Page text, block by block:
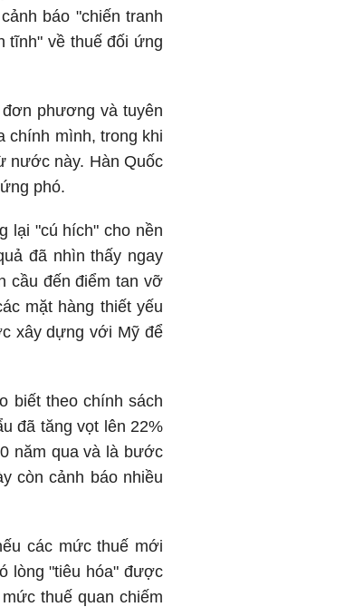
báo "chiến tranh
tĩnh" về thuế đối ứng
phương và tuyên
chính mình, trong khi
nước này. Hàn Quốc
phó.
lại "cú hích" cho nền
đã nhìn thấy ngay
cầu đến điểm tan vỡ
mặt hàng thiết yếu
xây dựng với Mỹ để
biết theo chính sách
đã tăng vọt lên 22%
năm qua và là bước
còn cảnh báo nhiều
các mức thuế mới
lòng "tiêu hóa" được
thuế quan chiếm